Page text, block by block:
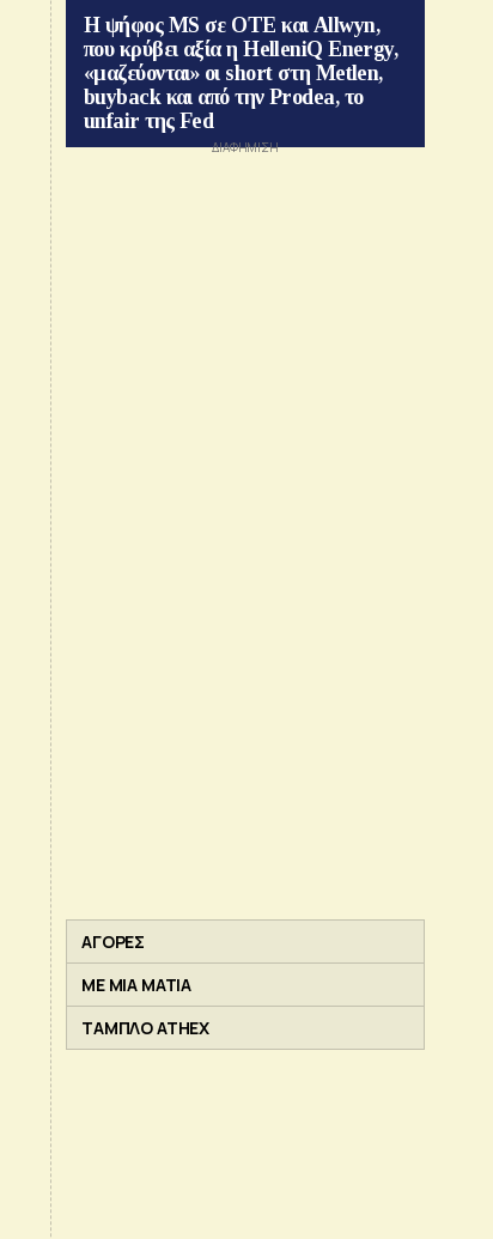
Η ψήφος MS σε ΟΤΕ και Allwyn,
που κρύβει αξία η HelleniQ Energy,
«μαζεύονται» οι short στη Metlen,
buyback και από την Prodea, το
unfair της Fed
ΑΓΟΡΕΣ
ΜΕ ΜΙΑ ΜΑΤΙΑ
ΤΑΜΠΛΟ ATHEX